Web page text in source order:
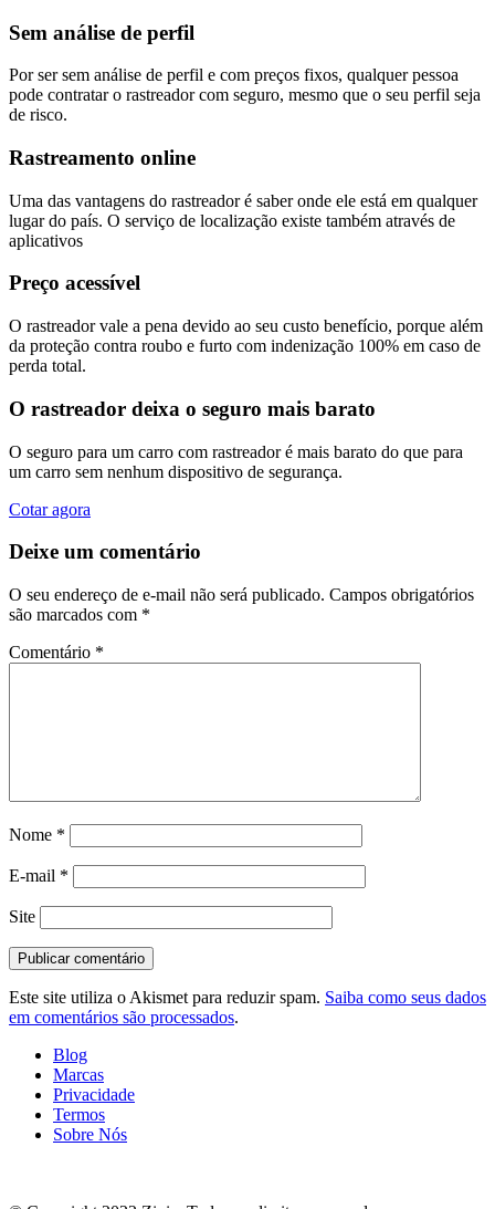
Sem análise de perfil
Por ser sem análise de perfil e com preços fixos, qualquer pessoa
pode contratar o rastreador com seguro, mesmo que o seu perfil seja
de risco.
Rastreamento online
Uma das vantagens do rastreador é saber onde ele está em qualquer
lugar do país. O serviço de localização existe também através de
aplicativos
Preço acessível
O rastreador vale a pena devido ao seu custo benefício, porque além
da proteção contra roubo e furto com indenização 100% em caso de
perda total.
O rastreador deixa o seguro mais barato
O seguro para um carro com rastreador é mais barato do que para
um carro sem nenhum dispositivo de segurança.
Cotar agora
Deixe um comentário
O seu endereço de e-mail não será publicado. Campos obrigatórios
são marcados com *
Comentário *
Nome *
E-mail *
Site
Este site utiliza o Akismet para reduzir spam. Saiba como seus dados
em comentários são processados.
Blog
Marcas
Privacidade
Termos
Sobre Nós